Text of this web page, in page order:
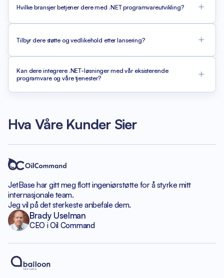
Hvilke bransjer betjener dere med .NET programvareutvikling?
Tilbyr dere støtte og vedlikehold etter lansering?
Kan dere integrere .NET-løsninger med vår eksisterende
programvare og våre tjenester?
Hva Våre Kunder Sier
JetBase har gitt meg flottingeniørstøtte for å styrke mitt
internasjonale team.
Jeg vil på det sterkeste anbefale dem.
Brady Uselman
CEO i Oil Command